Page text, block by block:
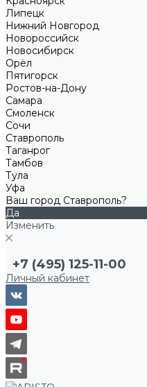
Липецк
Нижний Новгород
Новороссийск
Новосибирск
Орёл
Пятигорск
Ростов-на-Дону
Самара
Смоленск
Сочи
Ставрополь
Таганрог
Тамбов
Тула
Уфа
Ваш город Ставрополь?
Да
Изменить
+7 (495) 125-11-00
Личный кабинет